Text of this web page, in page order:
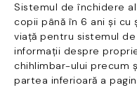
Sistemul de închidere
copii până în 6 ani și cu
viață pentru sistemul
informații despre
chihlimbar-ului precum
partea inferioară a